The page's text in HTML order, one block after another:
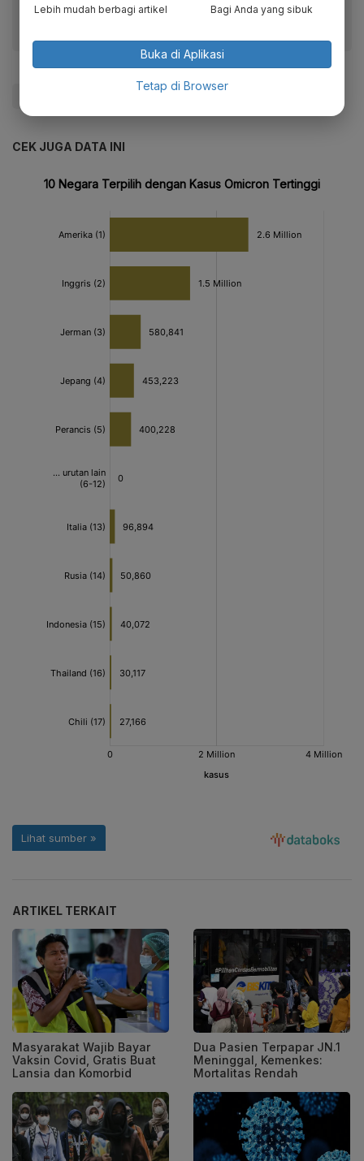
CEK JUGA DATA INI
ARTIKEL TERKAIT
Masyarakat Wajib Bayar
Vaksin Covid, Gratis Buat
Lansia dan Komorbid
Dua Pasien Terpapar JN.1
Meninggal, Kemenkes:
Mortalitas Rendah
Lebih mudah berbagi artikel Bagi Anda yang sibuk
Buka di Aplikasi
Tetap di Browser